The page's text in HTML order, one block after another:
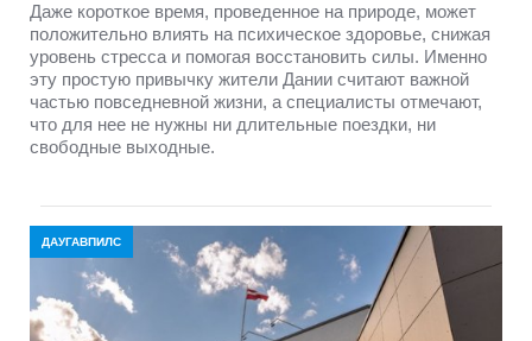
Даже короткое время, проведенное на природе, может
положительно влиять на психическое здоровье, снижая
уровень стресса и помогая восстановить силы. Именно
эту простую привычку жители Дании считают важной
частью повседневной жизни, а специалисты отмечают,
что для нее не нужны ни длительные поездки, ни
свободные выходные.
ДАУГАВПИЛС